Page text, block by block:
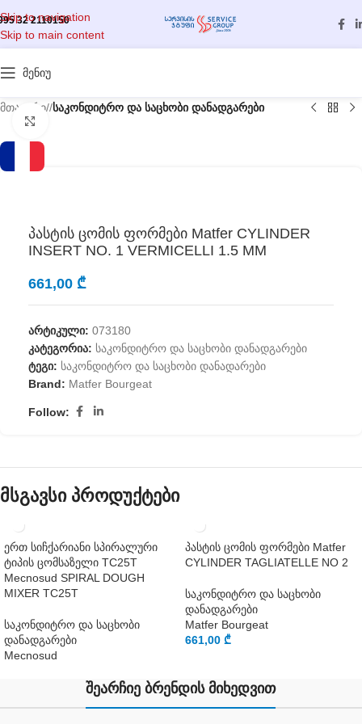
Skip to navigation
Skip to main content
32 2110150
მენიუ
მთავარი/ საკონდიტრო და საცხობი დანადგარები
პასტის ცომის ფორმები Matfer CYLINDER
INSERT NO. 1 VERMICELLI 1.5 MM
661,00 ₾
არტიკული: 073180
კატეგორია: საკონდიტრო და საცხობი დანადგარები
ტეგი: საკონდიტრო და საცხობი დანადარები
Brand: Matfer Bourgeat
Follow:
მსგავსი პროდუქტები
ერთ სიჩქარიანი სპირალური
ტიპის ცომსაზელი TC25T
Mecnosud SPIRAL DOUGH
MIXER TC25T
საკონდიტრო და საცხობი
დანადგარები
Mecnosud
პასტის ცომის ფორმები Matfer
CYLINDER TAGLIATELLE NO 2
საკონდიტრო და საცხობი
დანადგარები
Matfer Bourgeat
661,00 ₾
შეარჩიე ბრენდის მიხედვით